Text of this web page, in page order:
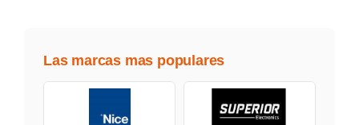
Las marcas mas populares